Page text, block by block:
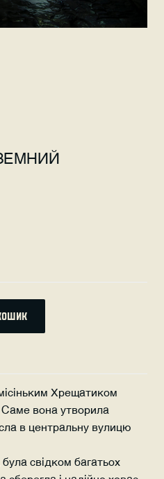
Хрещатиком
Саме вона утворила
в центральну вулицю
свідком багатьох